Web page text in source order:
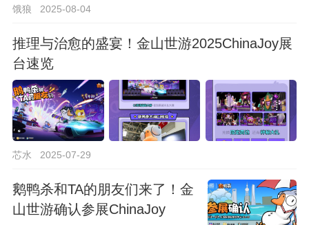
饿狼 2025-08-04
推理与治愈的盛宴！金山世游2025ChinaJoy展
台速览
芯水 2025-07-29
鹅鸭杀和TA的朋友们来了！金
山世游确认参展ChinaJoy